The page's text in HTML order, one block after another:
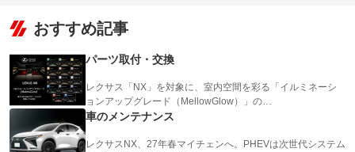
おすすめ記事
パーツ取付・交換
レクサス「NX」を対象に、室内空間を彩る「イルミネーシ
ョンアップグレード（MellowGlow）」の…
車のメンテナンス
レクサスNX、27年春マイチェンへ。PHEVは次世代システム